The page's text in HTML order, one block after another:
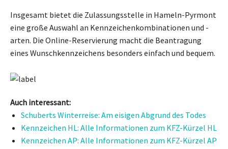
Insgesamt bietet die Zulassungsstelle in Hameln-Pyrmont
eine große Auswahl an Kennzeichenkombinationen und -
arten. Die Online-Reservierung macht die Beantragung
eines Wunschkennzeichens besonders einfach und bequem.
Auch interessant:
Schuberts Winterreise: Am eisigen Abgrund des Todes
Kennzeichen HL: Alle Informationen zum KFZ-Kürzel HL
Kennzeichen AP: Alle Informationen zum KFZ-Kürzel AP